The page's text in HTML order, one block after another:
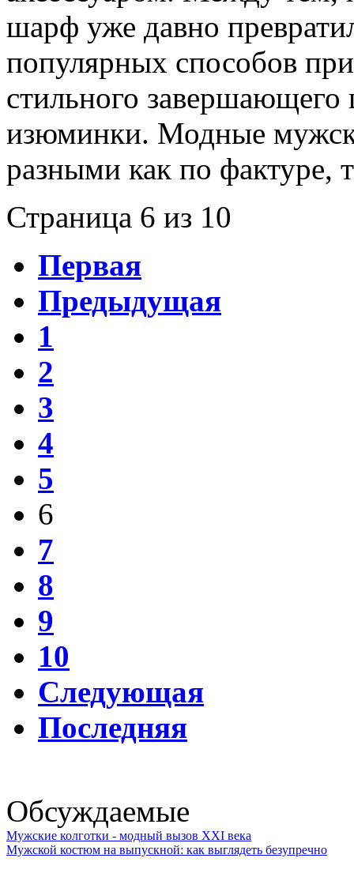
шарф уже давно
популярных способов
стильного завершающего
изюминки. Модные
разными как по фактуре,
Страница 6 из 10
Первая
Предыдущая
1
2
3
4
5
6
7
8
9
10
Следующая
Последняя
Обсуждаемые
Мужские колготки - модный вызов XXI века
Мужской костюм на выпускной: как выглядеть безупречно